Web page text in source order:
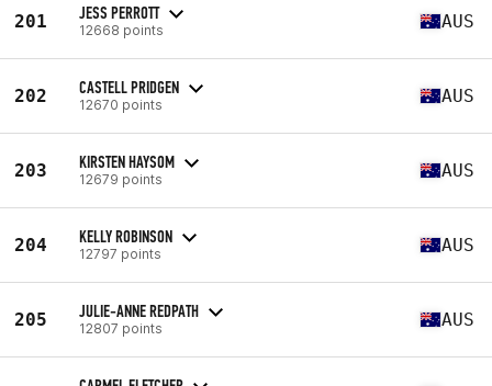
201 JESS PERROTT
12668 points AUS
202 CASTELL PRIDGEN
12670 points AUS
203 KIRSTEN HAYSOM
12679 points AUS
204 KELLY ROBINSON
12797 points AUS
205 JULIE-ANNE REDPATH
12807 points AUS